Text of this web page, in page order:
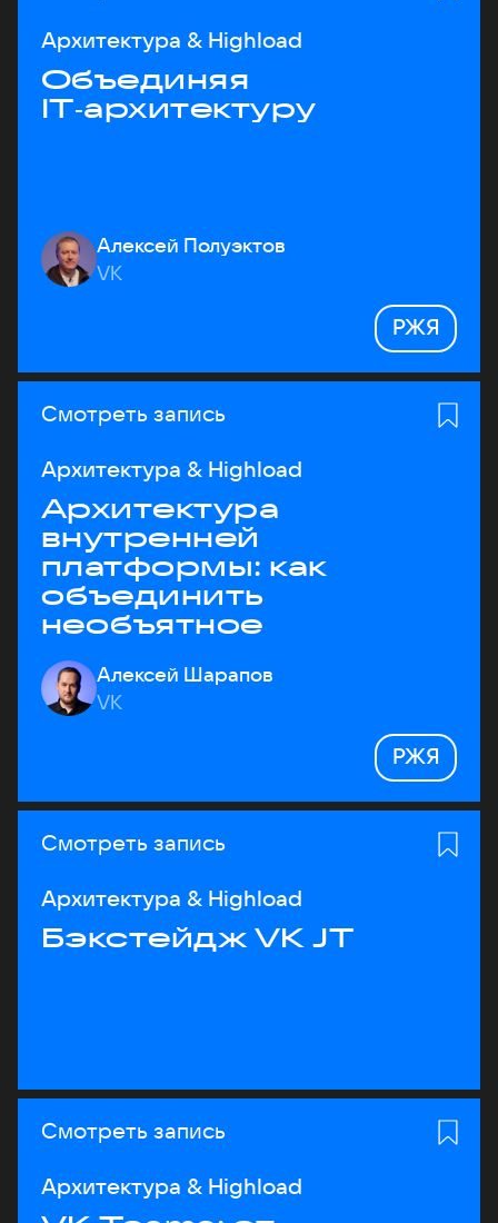
Архитектура & Highload
Объединяя
IT‑архитектуру
Алексей Полуэктов
VK
РЖЯ
Смотреть запись
Архитектура & Highload
Архитектура
внутренней
платформы: как
объединить
необъятное
Алексей Шарапов
VK
РЖЯ
Смотреть запись
Архитектура & Highload
Бэкстейдж VK JT
Смотреть запись
Архитектура & Highload